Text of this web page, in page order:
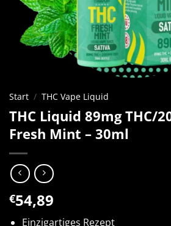
Start / THC Vape Liquid
THC Liquid 89mg THC/
Fresh Mint – 30ml
€54,89
Einzigartiges Rezept